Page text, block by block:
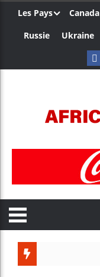
Les Pays Canada
Russie
Ukraine